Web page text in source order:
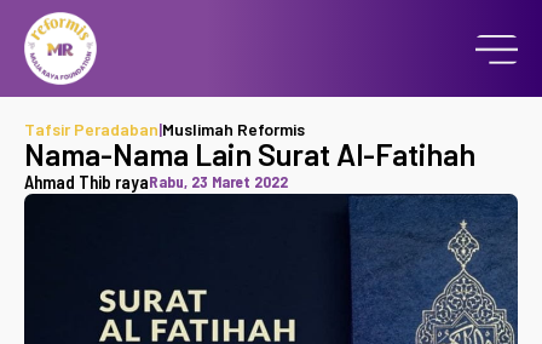
Tafsir Peradaban|Muslimah Reformis
Nama-Nama Lain Surat Al-Fatihah
Ahmad Thib rayaRabu, 23 Maret 2022